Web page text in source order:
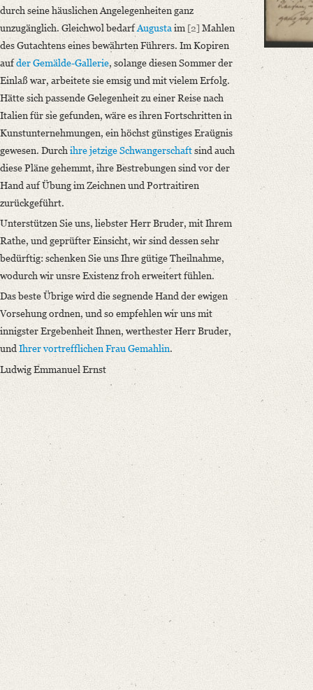
durch seine häuslichen Angelegenheiten ganz
unzugänglich. Gleichwol bedarfAugusta im [2] Mahlen
des Gutachtens eines bewährten Führers. Im Kopiren
aufder Gemälde-Gallerie, solange diesen Sommer der
Einlaß war, arbeitete sie emsig und mit vielem Erfolg.
Hätte sich passende Gelegenheit zu einer Reise nach
Italien für sie gefunden, wäre es ihren Fortschritten in
Kunstunternehmungen, ein höchst günstiges Eraügnis
gewesen. Durch ihre jetzige Schwangerschaftsind auch
diese Pläne gehemmt, ihre Bestrebungen sind vor der
Hand auf Übung im Zeichnen und Portraitiren
zurückgeführt.
Unterstützen Sie uns, liebster Herr Bruder, mit Ihrem
Rathe, und geprüfter Einsicht, wir sind dessen sehr
bedürftig: schenken Sie uns Ihre gütige Theilnahme,
wodurch wir unsre Existenz froh erweitert fühlen.
Das beste Übrige wird die segnende Hand der ewigen
Vorsehung ordnen, und so empfehlen wir uns mit
innigster Ergebenheit Ihnen, werthester Herr Bruder,
undIhrer vortrefflichen Frau Gemahlin.
Ludwig Emmanuel Ernst